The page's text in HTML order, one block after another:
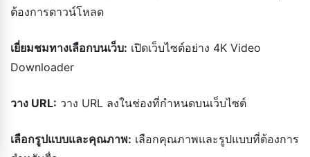
ต้องการดาวน์โหลด
เยี่ยมชมทางเลือกบนเว็บ: เปิดเว็บไซต์อย่าง 4K Video
Downloader
วาง URL: วาง URL ลงในช่องที่กำหนดบนเว็บไซต์
เลือกรูปแบบและคุณภาพ: เลือกคุณภาพและรูปแบบที่ต้องการ